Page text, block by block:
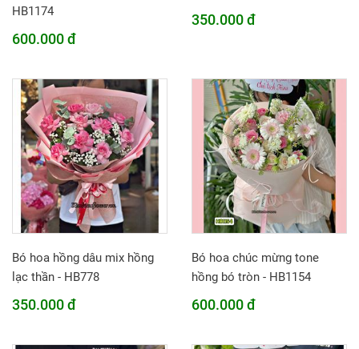
HB1174
600.000 đ
350.000 đ
Bó hoa hồng dâu mix hồng
lạc thần - HB778
350.000 đ
Bó hoa chúc mừng tone
hồng bó tròn - HB1154
600.000 đ